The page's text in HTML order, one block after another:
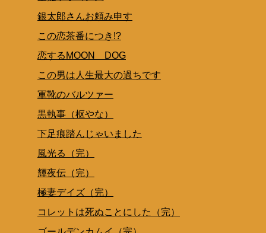
銀太郎さんお頼み申す
この恋茶番につき!?
恋するMOON DOG
この男は人生最大の過ちです
軍靴のバルツァー
黒執事（枢やな）
下足痕踏んじゃいました
風光る（完）
輝夜伝（完）
極妻デイズ（完）
コレットは死ぬことにした（完）